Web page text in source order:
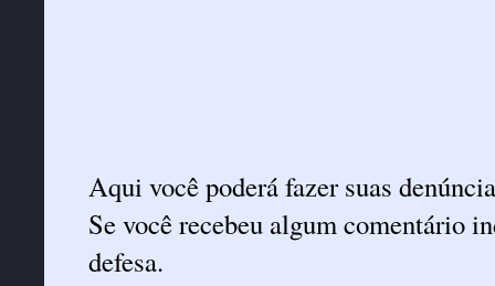
Aqui você poderá fazer suas
Se você recebeu algum comentário
defesa.